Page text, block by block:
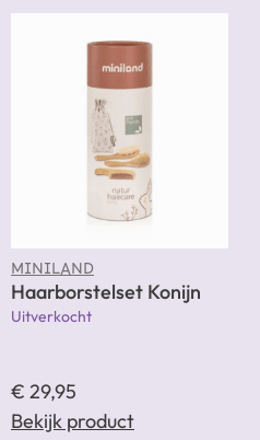
MINILAND
Haarborstelset Konijn
Uitverkocht
€ 29,95
Bekijk product